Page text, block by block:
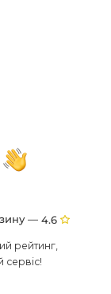
—4.6
рейтинг,